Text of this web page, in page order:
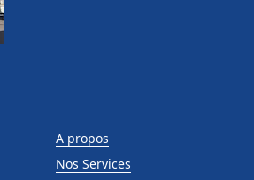
A propos
Nos Services